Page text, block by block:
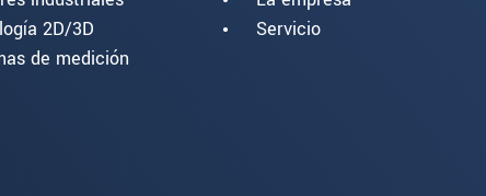
2D/3D
de medición
Servicio